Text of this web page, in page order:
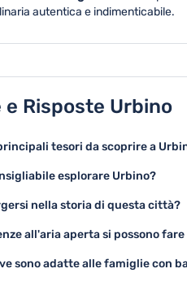
autentica e indimenticabile.
e Risposte Urbino
tesori da scoprire a
Palazzo Ducale,
rappresentano i principali gioielli
esplorare Urbino?
l'autunno sono le stagioni migliori
affollamento rispetto all'estate.
nella storia di questa città?
percorrere le antiche strade
rivivere pienamente la storia di
all'aria aperta si possono
passeggiate nel centro
nelle zone circostanti.
sono adatte alle famiglie con